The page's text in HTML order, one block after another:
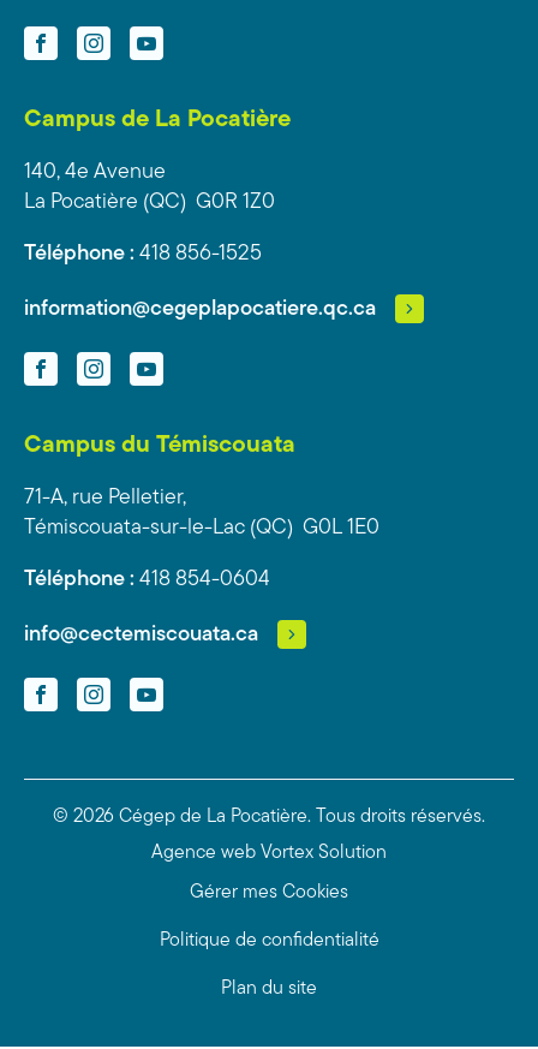
FacebookInstagramYouTube
Campus de La Pocatière
140, 4e Avenue
La Pocatière (QC) G0R 1Z0
Téléphone : 418 856-1525
information@cegeplapocatiere.qc.ca
FacebookInstagramYouTube
Campus du Témiscouata
71-A, rue Pelletier,
Témiscouata-sur-le-Lac (QC) G0L 1E0
Téléphone : 418 854-0604
info@cectemiscouata.ca
FacebookInstagramYouTube
© 2026 Cégep de La Pocatière.
Tous droits réservés.
Agence web Vortex Solution
Gérer mes Cookies
Politique de confidentialité
Plan du site